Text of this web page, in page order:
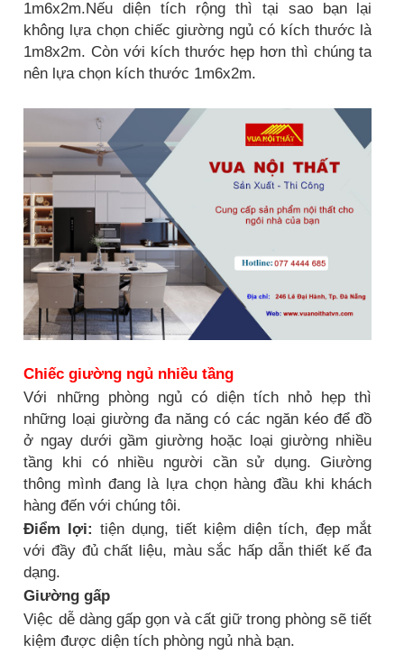
1m6x2m.Nếu diện tích rộng thì tại sao bạn lại
không lựa chọn chiếc giường ngủ có kích thước là
1m8x2m. Còn với kích thước hẹp hơn thì chúng ta
nên lựa chọn kích thước 1m6x2m.
Chiếc giường ngủ nhiều tầng
Với những phòng ngủ có diện tích nhỏ hẹp thì
những loại giường đa năng có các ngăn kéo để đồ
ở ngay dưới gầm giường hoặc loại giường nhiều
tầng khi có nhiều người cần sử dụng. Giường
thông mình đang là lựa chọn hàng đầu khi khách
hàng đến với chúng tôi.
Điểm lợi:tiện dụng, tiết kiệm diện tích, đẹp mắt
với đầy đủ chất liệu, màu sắc hấp dẫn thiết kế đa
dạng.
Giường gấp
Việc dễ dàng gấp gọn và cất giữ trong phòng sẽ tiết
kiệm được diện tích phòng ngủ nhà bạn.